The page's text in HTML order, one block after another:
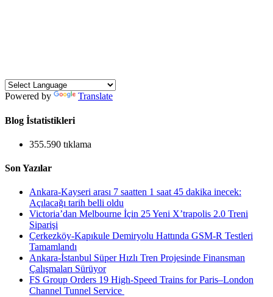
Powered by Translate
Blog İstatistikleri
355.590 tıklama
Son Yazılar
Ankara-Kayseri arası 7 saatten 1 saat 45 dakika inecek:
Açılacağı tarih belli oldu
Victoria’dan Melbourne İçin 25 Yeni X’trapolis 2.0 Treni
Siparişi
Çerkezköy-Kapıkule Demiryolu Hattında GSM-R Testleri
Tamamlandı
Ankara-İstanbul Süper Hızlı Tren Projesinde Finansman
Çalışmaları Sürüyor
FS Group Orders 19 High-Speed Trains for Paris–London
Channel Tunnel Service